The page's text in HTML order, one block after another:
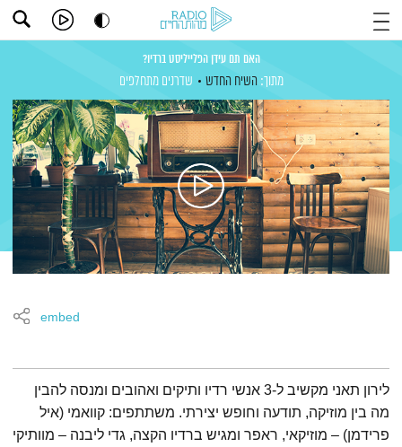
האם תם עידן הפלייליסט ברדיו?
מתוך: השיח החדש שדרנים מתחלפים
embed
תמצית הפודקאסט לירון תאני מקשיב ל-3 אנשי רדיו ותיקים ואהובים ומנסה להבין
מה בין מוזיקה, תודעה וחופש יצירתי. משתתפים: קוואמי (איל
פרידמן) – מוזיקאי, ראפר ומגיש ברדיו הקצה, גדי ליבנה – מוותיקי